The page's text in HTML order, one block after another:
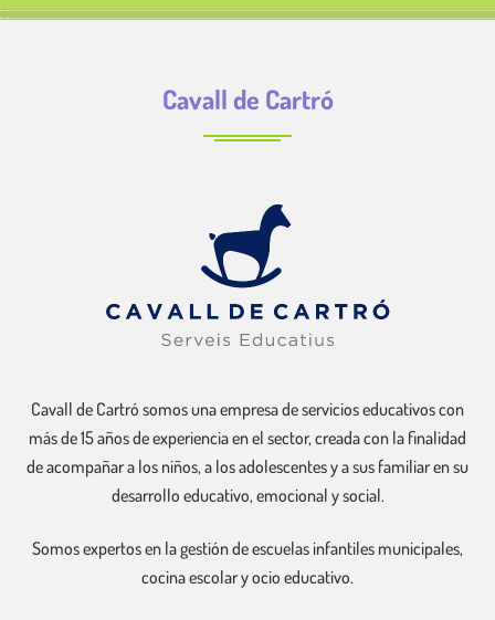
Cavall de Cartró
Cavall de Cartró somos una empresa de servicios educativos con
más de 15 años de experiencia en el sector, creada con la finalidad
de acompañar a los niños, a los adolescentes y a sus familiar en su
desarrollo educativo, emocional y social.
Somos expertos en la gestión de escuelas infantiles municipales,
cocina escolar y ocio educativo.